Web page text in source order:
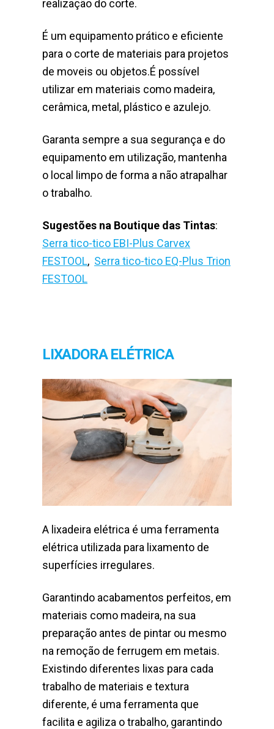
realização do corte.
É um equipamento prático e eficiente
para o corte de materiais para projetos
de moveis ou objetos.É possível
utilizar em materiais como madeira,
cerâmica, metal, plástico e azulejo.
Garanta sempre a sua segurança e do
equipamento em utilização, mantenha
o local limpo de forma a não atrapalhar
o trabalho.
Sugestões na Boutique das Tintas:
Serra tico-tico EBI-Plus Carvex
FESTOOL, Serra tico-tico EQ-Plus Trion
FESTOOL
LIXADORA ELÉTRICA
A lixadeira elétrica é uma ferramenta
elétrica utilizada para lixamento de
superfícies irregulares.
Garantindo acabamentos perfeitos, em
materiais como madeira, na sua
preparação antes de pintar ou mesmo
na remoção de ferrugem em metais.
Existindo diferentes lixas para cada
trabalho de materiais e textura
diferente, é uma ferramenta que
facilita e agiliza o trabalho, garantindo